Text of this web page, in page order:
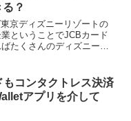
？
京ディズニーリゾートの
ということでJCBカード
たくさんのディズニー関
関連グッズに交換できるの
...
コンタクトレス決済
アプリを介して